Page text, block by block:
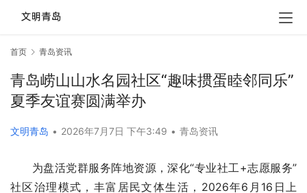
首页 青岛资讯
青岛崂山山水名园社区“趣味掼蛋睦邻同乐”
夏季友谊赛圆满举办
文明青岛 • 2026年7月7日 下午3:49 • 青岛资讯
为盘活党群服务阵地资源，深化“专业社工+志愿服务”
社区治理模式，丰富居民文体生活，2026年6月16日上